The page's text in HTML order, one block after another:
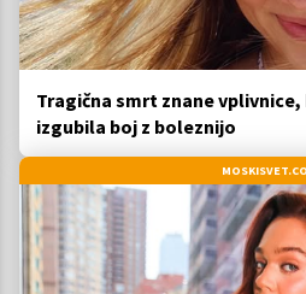
Tragična smrt znane vplivnice,
izgubila boj z boleznijo